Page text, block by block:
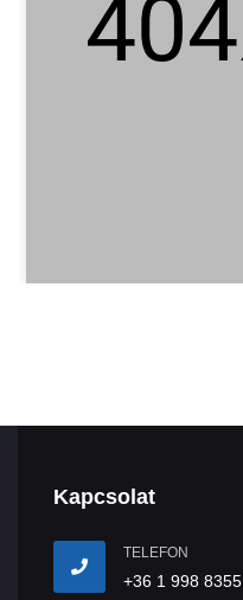
Kapcsolat
TELEFON
+36 1 998 8355